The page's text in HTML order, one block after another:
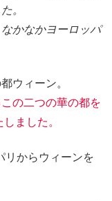
。
かなかヨーロッパ
ウィーン。
の二つの華の都を
ました。
リからウィーンを